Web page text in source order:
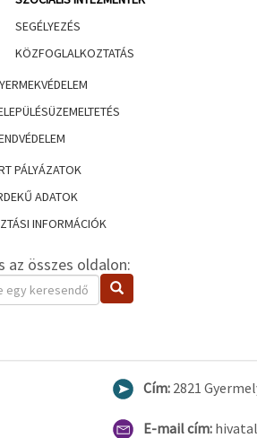
SEGÉLYEZÉS
KÖZFOGLALKOZTATÁS
PÁLYÁZATOK
ADATOK
INFORMÁCIÓK
az összes oldalon:
Keresés
Cím: 2821
E-mail cím: